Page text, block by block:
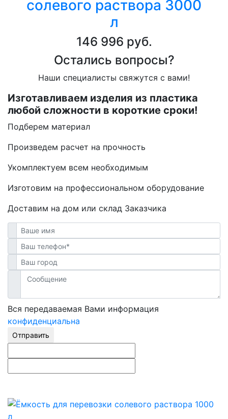
солевого раствора 3000
л
146 996 руб.
Остались вопросы?
Наши специалисты свяжутся с вами!
Изготавливаем изделия из пластика
любой сложности в короткие сроки!
Подберем материал
Произведем расчет на прочность
Укомплектуем всем необходимым
Изготовим на профессиональном оборудование
Доставим на дом или склад Заказчика
Вся передаваемая Вами информация
конфиденциальна
Отправить